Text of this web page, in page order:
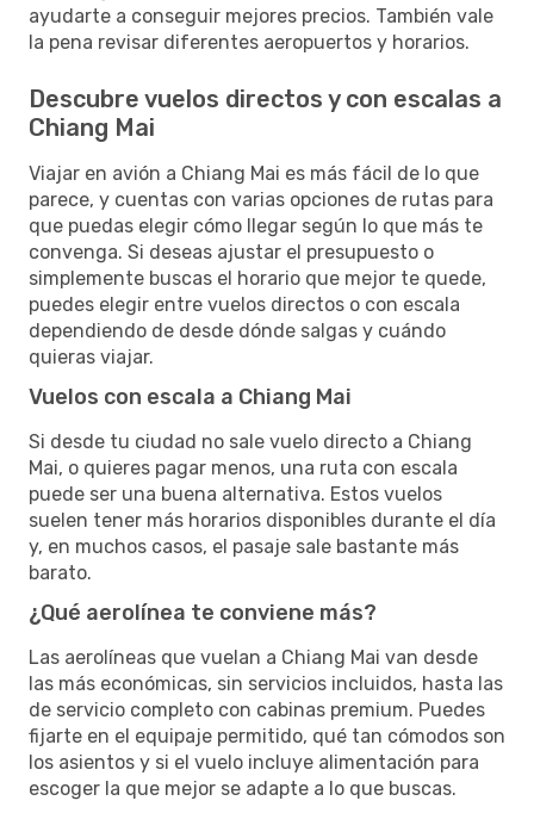
ayudarte a conseguir mejores precios. También vale
la pena revisar diferentes aeropuertos y horarios.
Descubre vuelos directos y con escalas a
Chiang Mai
Viajar en avión a Chiang Mai es más fácil de lo que
parece, y cuentas con varias opciones de rutas para
que puedas elegir cómo llegar según lo que más te
convenga. Si deseas ajustar el presupuesto o
simplemente buscas el horario que mejor te quede,
puedes elegir entre vuelos directos o con escala
dependiendo de desde dónde salgas y cuándo
quieras viajar.
Vuelos con escala a Chiang Mai
Si desde tu ciudad no sale vuelo directo a Chiang
Mai, o quieres pagar menos, una ruta con escala
puede ser una buena alternativa. Estos vuelos
suelen tener más horarios disponibles durante el día
y, en muchos casos, el pasaje sale bastante más
barato.
¿Qué aerolínea te conviene más?
Las aerolíneas que vuelan a Chiang Mai van desde
las más económicas, sin servicios incluidos, hasta las
de servicio completo con cabinas premium. Puedes
fijarte en el equipaje permitido, qué tan cómodos son
los asientos y si el vuelo incluye alimentación para
escoger la que mejor se adapte a lo que buscas.